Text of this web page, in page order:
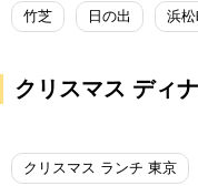
竹芝 日の出 浜
クリスマス ディ
クリスマス ランチ 東京